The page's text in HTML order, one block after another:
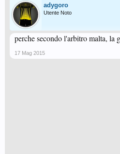
adygoro
Utente Noto
perche secondo l'arbitro malta, la
17 Mag 2015